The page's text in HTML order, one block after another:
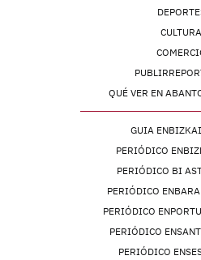
CULTURA
QUÉ VER EN
GUIA
PERIÓDICO
PERIÓDICO BI
PERIÓDICO
PERIÓDICO
PERIÓDICO
PERIÓDICO